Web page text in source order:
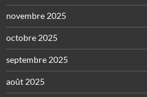
novembre 2025
octobre 2025
septembre 2025
août 2025